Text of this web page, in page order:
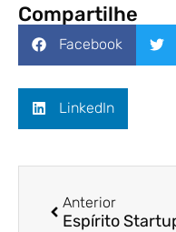
Compartilhe
Facebook
LinkedIn
Anterior